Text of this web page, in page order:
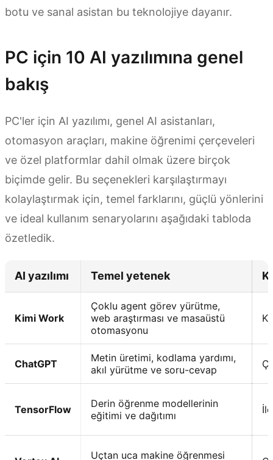
botu ve sanal asistan bu teknolojiye dayanır.
PC için 10 AI yazılımına genel
bakış
PC'ler için AI yazılımı, genel AI asistanları,
otomasyon araçları, makine öğrenimi çerçeveleri
ve özel platformlar dahil olmak üzere birçok
biçimde gelir. Bu seçenekleri karşılaştırmayı
kolaylaştırmak için, temel farklarını, güçlü yönlerini
ve ideal kullanım senaryolarını aşağıdaki tabloda
özetledik.
AI yazılımı Temel yetenek
Kimi Work
Çoklu agent görev yürütme,
web araştırması ve masaüstü
otomasyonu
ChatGPT
Metin üretimi, kodlama yardımı,
akıl yürütme ve soru-cevap
TensorFlow
Derin öğrenme modellerinin
eğitimi ve dağıtımı
Uçtan uca makine öğrenmesi